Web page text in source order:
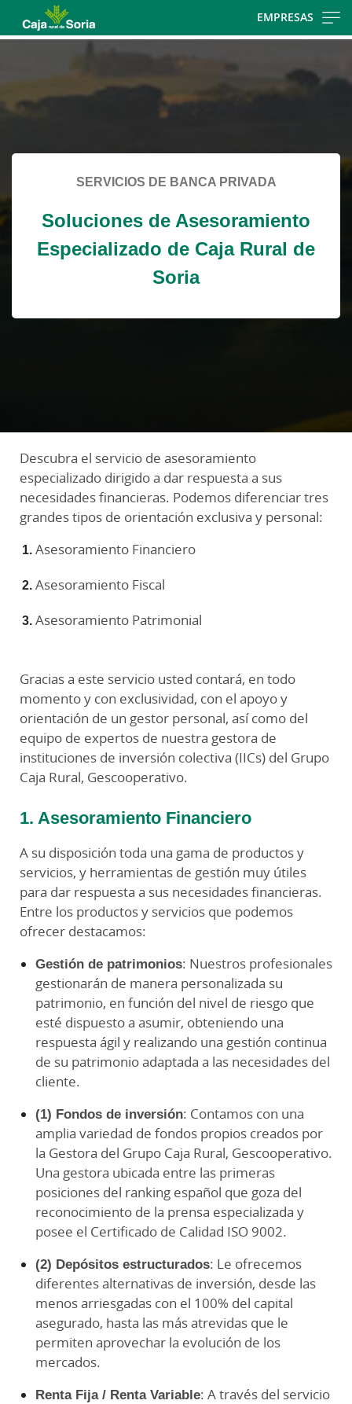
EMPRESAS
favor
SERVICIOS DE BANCA PRIVADA
Soluciones de Asesoramiento
Especializado de Caja Rural de
Soria
Descubra el servicio de asesoramiento
especializado dirigido a dar respuesta a sus
necesidades financieras. Podemos diferenciar tres
grandes tipos de orientación exclusiva y personal:
Asesoramiento Financiero
Asesoramiento Fiscal
Asesoramiento Patrimonial
Gracias a este servicio usted contará, en todo
momento y con exclusividad, con el apoyo y
orientación de un gestor personal, así como del
equipo de expertos de nuestra gestora de
instituciones de inversión colectiva (IICs) del Grupo
Caja Rural, Gescooperativo.
1. Asesoramiento Financiero
A su disposición toda una gama de productos y
servicios, y herramientas de gestión muy útiles
para dar respuesta a sus necesidades financieras.
Entre los productos y servicios que podemos
ofrecer destacamos:
Gestión de patrimonios: Nuestros profesionales
gestionarán de manera personalizada su
patrimonio, en función del nivel de riesgo que
esté dispuesto a asumir, obteniendo una
respuesta ágil y realizando una gestión continua
de su patrimonio adaptada a las necesidades del
cliente.
(1) Fondos de inversión: Contamos con una
amplia variedad de fondos propios creados por
la Gestora del Grupo Caja Rural, Gescooperativo.
Una gestora ubicada entre las primeras
posiciones del ranking español que goza del
reconocimiento de la prensa especializada y
posee el Certificado de Calidad ISO 9002.
(2) Depósitos estructurados: Le ofrecemos
diferentes alternativas de inversión, desde las
menos arriesgadas con el 100% del capital
asegurado, hasta las más atrevidas que le
permiten aprovechar la evolución de los
mercados.
Renta Fija / Renta Variable: A través del servicio